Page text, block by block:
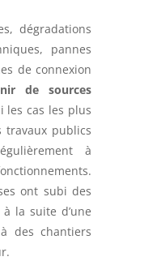
dégradations
pannes
de connexion
de sources
les cas les plus
travaux publics
à
ont subi des
la suite d’une
des chantiers